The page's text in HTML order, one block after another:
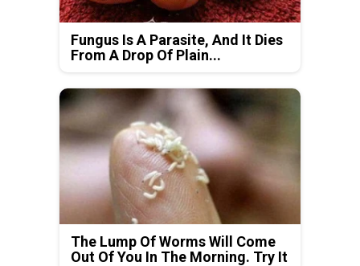
Fungus Is A Parasite, And It Dies
From A Drop Of Plain...
The Lump Of Worms Will Come
Out Of You In The Morning. Try It